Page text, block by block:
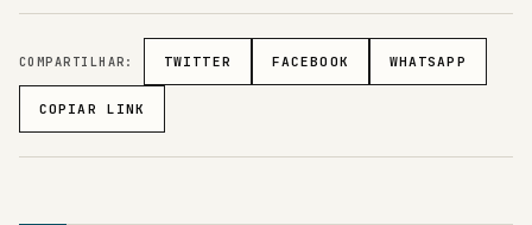
COMPARTILHAR: TWITTER FACEBOOK WHATSAPP
COPIAR LINK